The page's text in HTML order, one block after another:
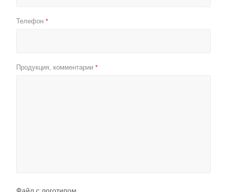
Телефон *
Продукция, комментарии *
Файл с логотипом